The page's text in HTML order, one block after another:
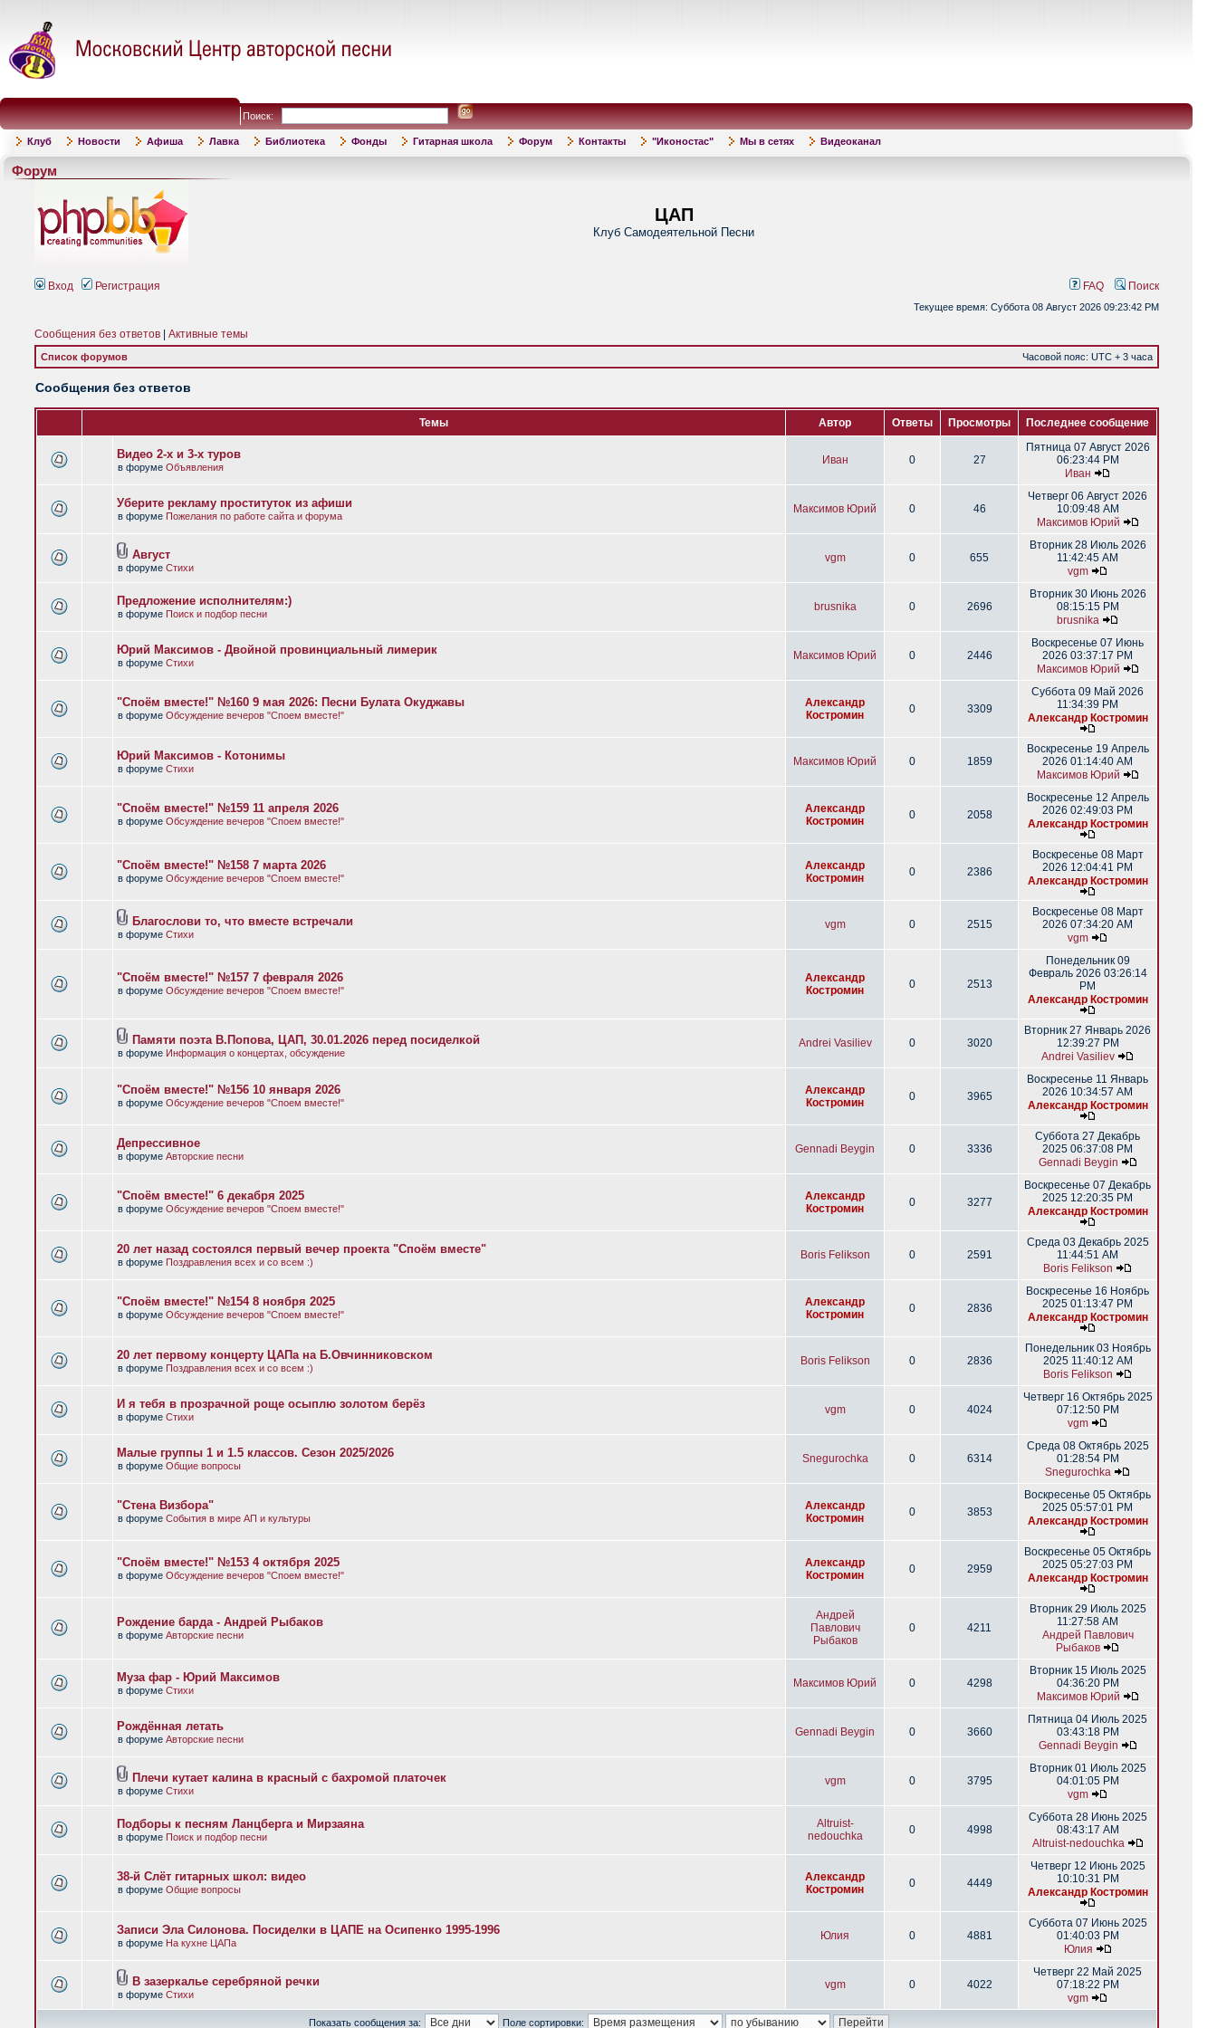
Поиск:
Клуб Новости Афиша Лавка Библиотека Фонды Гитарная школа Форум Контакты "Иконостас" Мы в сетях Видеоканал
Форум
ЦАП
Клуб Самодеятельной Песни
Вход Регистрация FAQ Поиск
Текущее время: Суббота 08 Август 2026 09:23:42 PM
Сообщения без ответов Активные темы
Список форумов Часовой пояс: UTC + 3 часа
Сообщения без ответов
Темы Автор Ответы Просмотры Последнее сообщение
Видео 2-х и 3-х туров
в форуме Объявления
Иван 0 27
Пятница 07 Август 2026
06:23:44 PM
Иван
Уберите рекламу проституток из афиши
в форуме Пожелания по работе сайта и форума
Максимов Юрий 0 46
Четверг 06 Август 2026
10:09:48 AM
Максимов Юрий
Август
в форуме Стихи
vgm 0 655
Вторник 28 Июль 2026
11:42:45 AM
vgm
Предложение исполнителям:)
в форуме Поиск и подбор песни
brusnika 0 2696
Вторник 30 Июнь 2026
08:15:15 PM
brusnika
Юрий Максимов - Двойной провинциальный лимерик
в форуме Стихи
Максимов Юрий 0 2446
Воскресенье 07 Июнь
2026 03:37:17 PM
Максимов Юрий
"Споём вместе!" №160 9 мая 2026: Песни Булата Окуджавы
в форуме Обсуждение вечеров "Споем вместе!"
Александр
Костромин
0 3309
Суббота 09 Май 2026
11:34:39 PM
Александр Костромин
Юрий Максимов - Котонимы
в форуме Стихи
Максимов Юрий 0 1859
Воскресенье 19 Апрель
2026 01:14:40 AM
Максимов Юрий
"Споём вместе!" №159 11 апреля 2026
в форуме Обсуждение вечеров "Споем вместе!"
Александр
Костромин
0 2058
Воскресенье 12 Апрель
2026 02:49:03 PM
Александр Костромин
"Споём вместе!" №158 7 марта 2026
в форуме Обсуждение вечеров "Споем вместе!"
Александр
Костромин
0 2386
Воскресенье 08 Март
2026 12:04:41 PM
Александр Костромин
Благослови то, что вместе встречали
в форуме Стихи
vgm 0 2515
Воскресенье 08 Март
2026 07:34:20 AM
vgm
"Споём вместе!" №157 7 февраля 2026
в форуме Обсуждение вечеров "Споем вместе!"
Александр
Костромин
0 2513
Понедельник 09
Февраль 2026 03:26:14
PM
Александр Костромин
Памяти поэта В.Попова, ЦАП, 30.01.2026 перед посиделкой
в форуме Информация о концертах, обсуждение
Andrei Vasiliev 0 3020
Вторник 27 Январь 2026
12:39:27 PM
Andrei Vasiliev
"Споём вместе!" №156 10 января 2026
в форуме Обсуждение вечеров "Споем вместе!"
Александр
Костромин
0 3965
Воскресенье 11 Январь
2026 10:34:57 AM
Александр Костромин
Депрессивное
в форуме Авторские песни
Gennadi Beygin 0 3336
Суббота 27 Декабрь
2025 06:37:08 PM
Gennadi Beygin
"Споём вместе!" 6 декабря 2025
в форуме Обсуждение вечеров "Споем вместе!"
Александр
Костромин
0 3277
Воскресенье 07 Декабрь
2025 12:20:35 PM
Александр Костромин
20 лет назад состоялся первый вечер проекта "Споём вместе"
в форуме Поздравления всех и со всем :)
Boris Felikson 0 2591
Среда 03 Декабрь 2025
11:44:51 AM
Boris Felikson
"Споём вместе!" №154 8 ноября 2025
в форуме Обсуждение вечеров "Споем вместе!"
Александр
Костромин
0 2836
Воскресенье 16 Ноябрь
2025 01:13:47 PM
Александр Костромин
20 лет первому концерту ЦАПа на Б.Овчинниковском
в форуме Поздравления всех и со всем :)
Boris Felikson 0 2836
Понедельник 03 Ноябрь
2025 11:40:12 AM
Boris Felikson
И я тебя в прозрачной роще осыплю золотом берёз
в форуме Стихи
vgm 0 4024
Четверг 16 Октябрь 2025
07:12:50 PM
vgm
Малые группы 1 и 1.5 классов. Сезон 2025/2026
в форуме Общие вопросы
Snegurochka 0 6314
Среда 08 Октябрь 2025
01:28:54 PM
Snegurochka
"Стена Визбора"
в форуме События в мире АП и культуры
Александр
Костромин
0 3853
Воскресенье 05 Октябрь
2025 05:57:01 PM
Александр Костромин
"Споём вместе!" №153 4 октября 2025
в форуме Обсуждение вечеров "Споем вместе!"
Александр
Костромин
0 2959
Воскресенье 05 Октябрь
2025 05:27:03 PM
Александр Костромин
Рождение барда - Андрей Рыбаков
в форуме Авторские песни
Андрей
Павлович
Рыбаков
0 4211
Вторник 29 Июль 2025
11:27:58 AM
Андрей Павлович
Рыбаков
Муза фар - Юрий Максимов
в форуме Стихи
Максимов Юрий 0 4298
Вторник 15 Июль 2025
04:36:20 PM
Максимов Юрий
Рождённая летать
в форуме Авторские песни
Gennadi Beygin 0 3660
Пятница 04 Июль 2025
03:43:18 PM
Gennadi Beygin
Плечи кутает калина в красный с бахромой платочек
в форуме Стихи
vgm 0 3795
Вторник 01 Июль 2025
04:01:05 PM
vgm
Подборы к песням Ланцберга и Мирзаяна
в форуме Поиск и подбор песни
Altruist-
nedouchka
0 4998
Суббота 28 Июнь 2025
08:43:17 AM
Altruist-nedouchka
38-й Слёт гитарных школ: видео
в форуме Общие вопросы
Александр
Костромин
0 4449
Четверг 12 Июнь 2025
10:10:31 PM
Александр Костромин
Записи Эла Силонова. Посиделки в ЦАПЕ на Осипенко 1995-1996
в форуме На кухне ЦАПа
Юлия 0 4881
Суббота 07 Июнь 2025
01:40:03 PM
Юлия
В зазеркалье серебряной речки
в форуме Стихи
vgm 0 4022
Четверг 22 Май 2025
07:18:22 PM
vgm
Показать сообщения за: Поле сортировки: